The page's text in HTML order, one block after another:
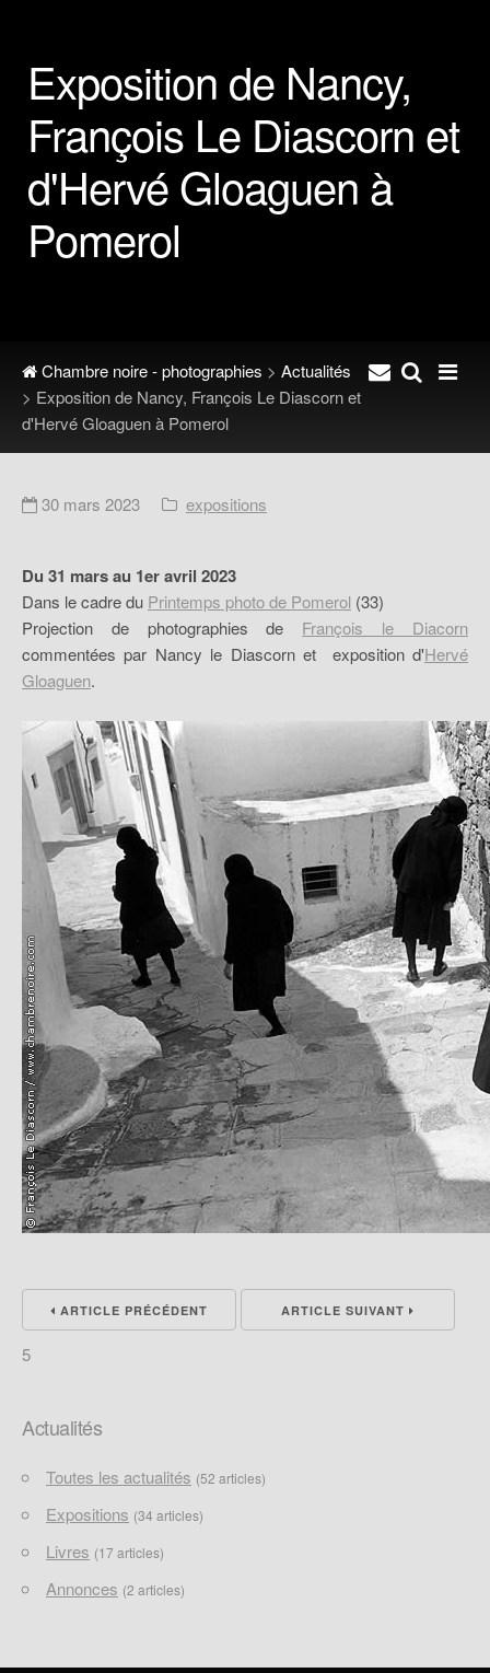
Exposition de Nancy,
François Le Diascorn et
d'Hervé Gloaguen à
Pomerol
Chambre noire - photographies > Actualités
> Exposition de Nancy, François Le Diascorn et
d'Hervé Gloaguen à Pomerol
30 mars 2023 expositions
Du 31 mars au 1er avril 2023
Dans le cadre du Printemps photo de Pomerol (33)
Projection de photographies de François le Diacorn
commentées par Nancy le Diascorn et exposition d'Hervé
Gloaguen.
ARTICLE PRÉCÉDENT ARTICLE SUIVANT
5
Actualités
Toutes les actualités (52 articles)
Expositions (34 articles)
Livres (17 articles)
Annonces (2 articles)